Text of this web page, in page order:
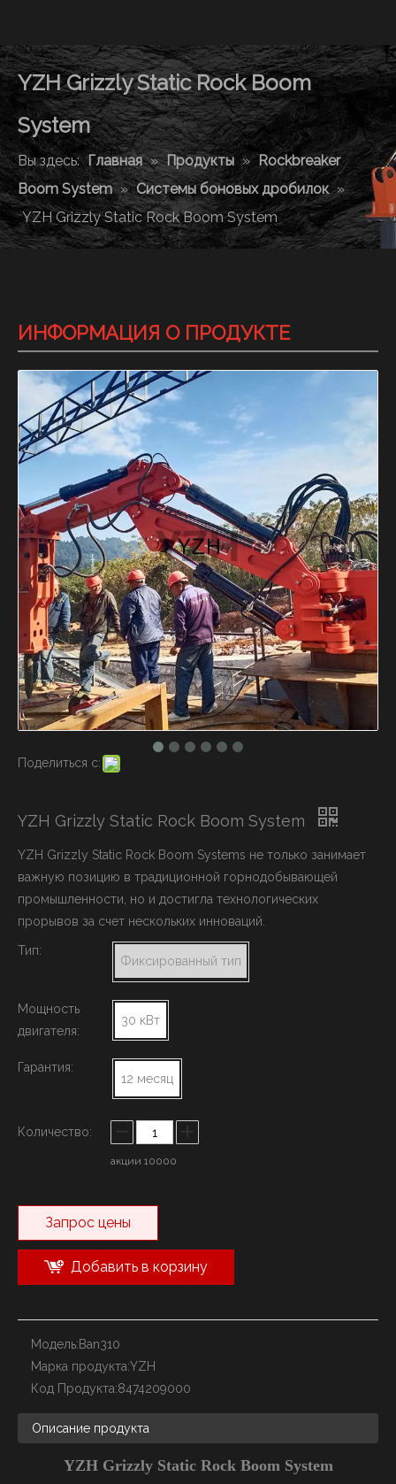
YZH Grizzly Static Rock Boom
System
Вы здесь: Главная » Продукты » Rockbreaker
Boom System » Системы боновых дробилок »
YZH Grizzly Static Rock Boom System
ИНФОРМАЦИЯ О ПРОДУКТЕ
Поделиться с:
YZH Grizzly Static Rock Boom System
YZH Grizzly Static Rock Boom Systems не только занимает
важную позицию в традиционной горнодобывающей
промышленности, но и достигла технологических
прорывов за счет нескольких инноваций.
Тип:
Фиксированный тип
Мощность
двигателя:
30 кВт
Гарантия:
12 месяц
Количество:
акции 10000
Запрос цены
Добавить в корзину
Модель:Ban310
Марка продукта:YZH
Код Продукта:8474209000
Описание продукта
YZH Grizzly Static Rock Boom System